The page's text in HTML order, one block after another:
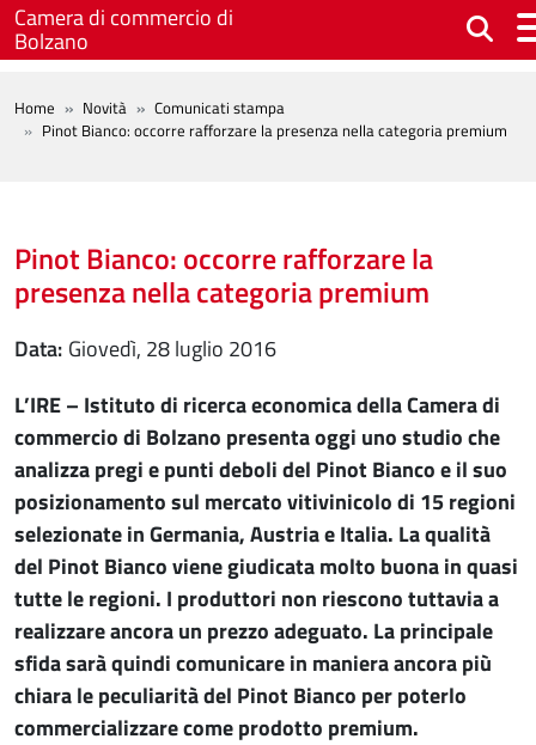
Salta al contenuto principale
Camera di commercio di
Bolzano
BREADCRUMB
Home Novità
Comunicati stampa
Pinot Bianco: occorre rafforzare la presenza nella categoria premium
Pinot Bianco: occorre rafforzare la
presenza nella categoria premium
Data
giovedì, 28 luglio 2016
L’IRE – Istituto di ricerca economica della Camera di
commercio di Bolzano presenta oggi uno studio che
analizza pregi e punti deboli del Pinot Bianco e il suo
posizionamento sul mercato vitivinicolo di 15 regioni
selezionate in Germania, Austria e Italia. La qualità
del Pinot Bianco viene giudicata molto buona in quasi
tutte le regioni. I produttori non riescono tuttavia a
realizzare ancora un prezzo adeguato. La principale
sfida sarà quindi comunicare in maniera ancora più
chiara le peculiarità del Pinot Bianco per poterlo
commercializzare come prodotto premium.